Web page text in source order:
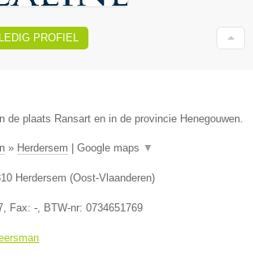
PROFIEL
de plaats Ransart en in de provincie Henegouwen.
» Herdersem | Google maps ▼
Herdersem (Oost-Vlaanderen)
, Fax: - , BTW-nr: 0734651769